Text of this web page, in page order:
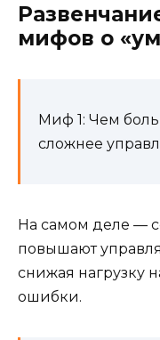
мифов о
Миф 1: Чем
сложнее
На самом деле —
повышают
снижая нагрузку
ошибки.